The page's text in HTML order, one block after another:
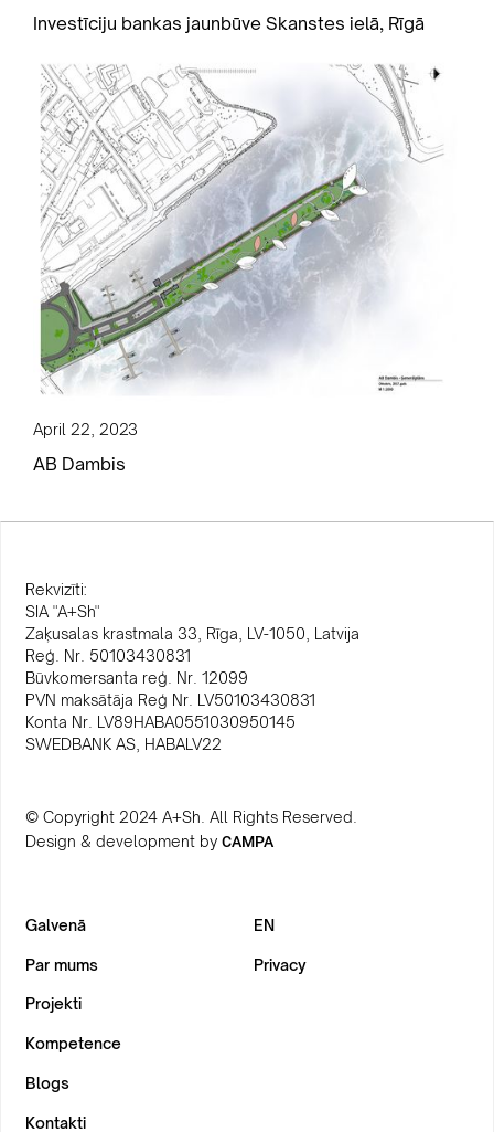
Investīciju bankas jaunbūve Skanstes ielā, Rīgā
April 22, 2023
AB Dambis
Rekvizīti:
SIA "A+Sh"
Zaķusalas krastmala 33, Rīga, LV-1050, Latvija
Reģ. Nr. 50103430831
Būvkomersanta reģ. Nr. 12099
PVN maksātāja Reģ Nr. LV50103430831
Konta Nr. LV89HABA0551030950145
SWEDBANK AS, HABALV22
© Copyright 2024 A+Sh. All Rights Reserved.
Design & development byCAMPA
Galvenā
Par mums
Projekti
Kompetence
Blogs
Kontakti
EN
Privacy